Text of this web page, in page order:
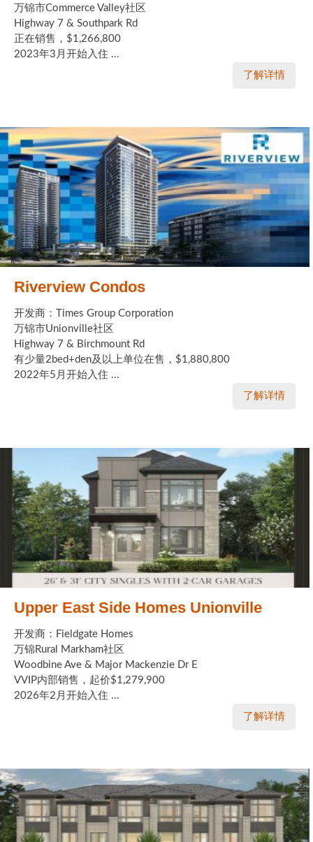
万锦市Commerce Valley社区
Highway 7 & Southpark Rd
正在销售，$1,266,800
2023年3月开始入住 ...
了解详情
Riverview Condos
开发商：Times Group Corporation
万锦市Unionville社区
Highway 7 & Birchmount Rd
有少量2bed+den及以上单位在售，$1,880,800
2022年5月开始入住 ...
了解详情
Upper East Side Homes Unionville
开发商：Fieldgate Homes
万锦Rural Markham社区
Woodbine Ave & Major Mackenzie Dr E
VVIP内部销售，起价$1,279,900
2026年2月开始入住 ...
了解详情